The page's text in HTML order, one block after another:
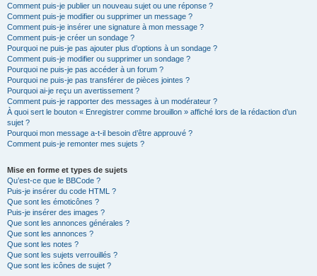
Comment puis-je publier un nouveau sujet ou une réponse ?
Comment puis-je modifier ou supprimer un message ?
Comment puis-je insérer une signature à mon message ?
Comment puis-je créer un sondage ?
Pourquoi ne puis-je pas ajouter plus d’options à un sondage ?
Comment puis-je modifier ou supprimer un sondage ?
Pourquoi ne puis-je pas accéder à un forum ?
Pourquoi ne puis-je pas transférer de pièces jointes ?
Pourquoi ai-je reçu un avertissement ?
Comment puis-je rapporter des messages à un modérateur ?
À quoi sert le bouton « Enregistrer comme brouillon » affiché lors de la rédaction d’un
sujet ?
Pourquoi mon message a-t-il besoin d’être approuvé ?
Comment puis-je remonter mes sujets ?
Mise en forme et types de sujets
Qu’est-ce que le BBCode ?
Puis-je insérer du code HTML ?
Que sont les émoticônes ?
Puis-je insérer des images ?
Que sont les annonces générales ?
Que sont les annonces ?
Que sont les notes ?
Que sont les sujets verrouillés ?
Que sont les icônes de sujet ?